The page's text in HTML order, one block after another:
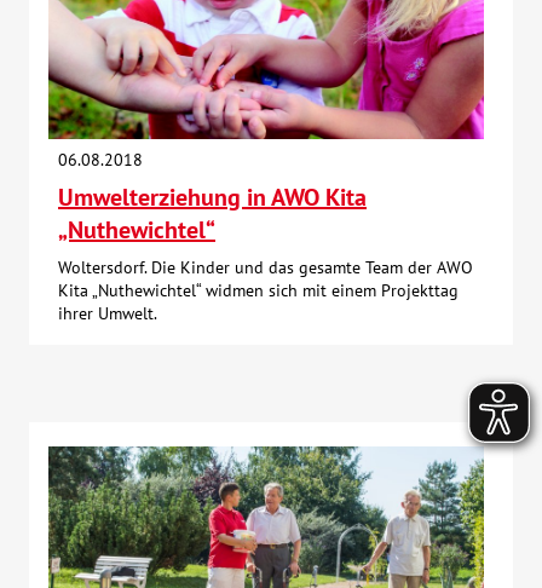
06.08.2018
Umwelterziehung in AWO Kita
„Nuthewichtel“
Woltersdorf. Die Kinder und das gesamte Team der AWO
Kita „Nuthewichtel“ widmen sich mit einem Projekttag
ihrer Umwelt.